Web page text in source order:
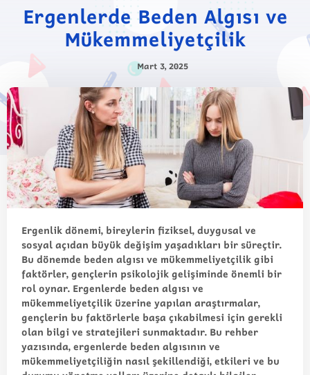
Ergenlerde Beden Algısı ve
Mükemmeliyetçilik
Mart 3, 2025
Ergenlik dönemi, bireylerin fiziksel, duygusal ve
sosyal açıdan büyük değişim yaşadıkları bir süreçtir.
Bu dönemde beden algısı ve mükemmeliyetçilik gibi
faktörler, gençlerin psikolojik gelişiminde önemli bir
rol oynar. Ergenlerde beden algısı ve
mükemmeliyetçilik üzerine yapılan araştırmalar,
gençlerin bu faktörlerle başa çıkabilmesi için gerekli
olan bilgi ve stratejileri sunmaktadır. Bu rehber
yazısında, ergenlerde beden algısının ve
mükemmeliyetçiliğin nasıl şekillendiği, etkileri ve bu